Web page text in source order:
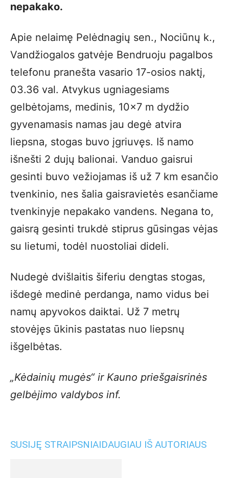
nepakako.
Apie nelaimę Pelėdnagių sen., Nociūnų k.,
Vandžiogalos gatvėje Bendruoju pagalbos
telefonu pranešta vasario 17-osios naktį,
03.36 val. Atvykus ugniagesiams
gelbėtojams, medinis, 10×7 m dydžio
gyvenamasis namas jau degė atvira
liepsna, stogas buvo įgriuvęs. Iš namo
išnešti 2 dujų balionai. Vanduo gaisrui
gesinti buvo vežiojamas iš už 7 km esančio
tvenkinio, nes šalia gaisravietės esančiame
tvenkinyje nepakako vandens. Negana to,
gaisrą gesinti trukdė stiprus gūsingas vėjas
su lietumi, todėl nuostoliai dideli.
Nudegė dvišlaitis šiferiu dengtas stogas,
išdegė medinė perdanga, namo vidus bei
namų apyvokos daiktai. Už 7 metrų
stovėjęs ūkinis pastatas nuo liepsnų
išgelbėtas.
„Kėdainių mugės“ ir Kauno priešgaisrinės
gelbėjimo valdybos inf.
SUSIJĘ STRAIPSNIAIDAUGIAU IŠ AUTORIAUS